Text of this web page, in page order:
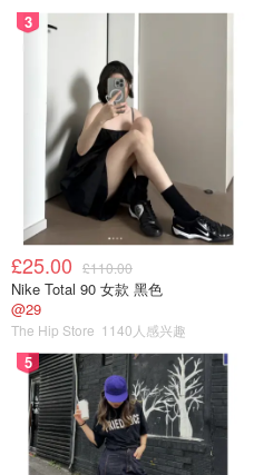
3
£25.00 £110.00
Nike Total 90 女款 黑色
@29
The Hip Store 1140人感兴趣
5